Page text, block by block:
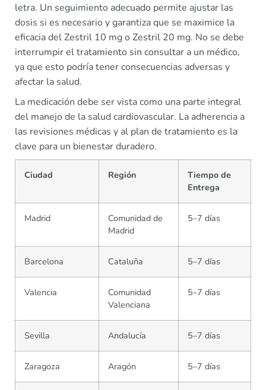
letra. Un seguimiento adecuado permite ajustar las
dosis si es necesario y garantiza que se maximice la
eficacia del Zestril 10 mg o Zestril 20 mg. No se debe
interrumpir el tratamiento sin consultar a un médico,
ya que esto podría tener consecuencias adversas y
afectar la salud.
La medicación debe ser vista como una parte integral
del manejo de la salud cardiovascular. La adherencia a
las revisiones médicas y al plan de tratamiento es la
clave para un bienestar duradero.
Ciudad Región
Tiempo de
Entrega
Madrid
Comunidad de
Madrid
5–7 días
Barcelona Cataluña 5–7 días
Valencia
Comunidad
Valenciana
5–7 días
Sevilla Andalucía 5–7 días
Zaragoza Aragón 5–7 días